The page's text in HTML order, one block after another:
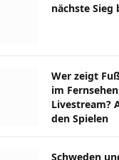
nächste Sieg
Wer zeigt
im
Livestream?
den Spielen
Schweden